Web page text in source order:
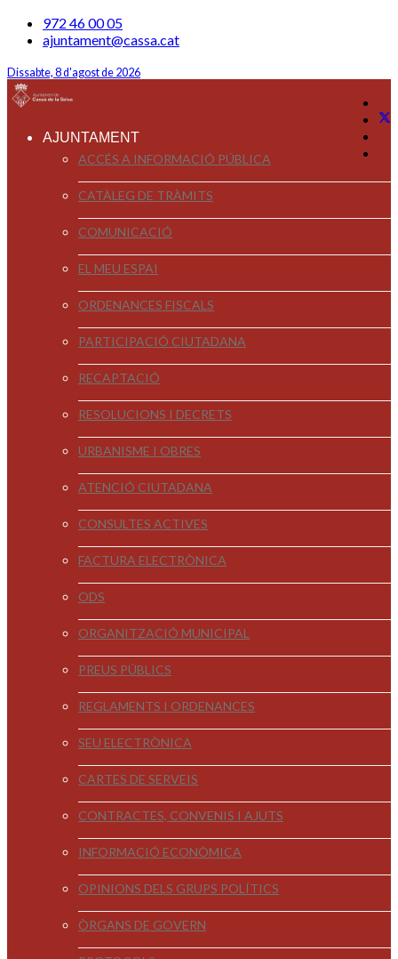
972 46 00 05
ajuntament@cassa.cat
Dissabte, 8 d'agost de 2026
AJUNTAMENT
ACCÉS A INFORMACIÓ PÚBLICA
CATÀLEG DE TRÀMITS
COMUNICACIÓ
EL MEU ESPAI
ORDENANCES FISCALS
PARTICIPACIÓ CIUTADANA
RECAPTACIÓ
RESOLUCIONS I DECRETS
URBANISME I OBRES
ATENCIÓ CIUTADANA
CONSULTES ACTIVES
FACTURA ELECTRÒNICA
ODS
ORGANITZACIÓ MUNICIPAL
PREUS PÚBLICS
REGLAMENTS I ORDENANCES
SEU ELECTRÒNICA
CARTES DE SERVEIS
CONTRACTES, CONVENIS I AJUTS
INFORMACIÓ ECONÒMICA
OPINIONS DELS GRUPS POLÍTICS
ÒRGANS DE GOVERN